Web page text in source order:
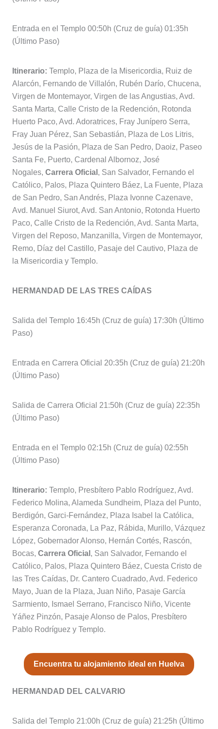
Entrada en el Templo 00:50h (Cruz de guía) 01:35h
(Último Paso)
Itinerario: Templo, Plaza de la Misericordia, Ruiz de
Alarcón, Fernando de Villalón, Rubén Darío, Chucena,
Virgen de Montemayor, Virgen de las Angustias, Avd.
Santa Marta, Calle Cristo de la Redención, Rotonda
Huerto Paco, Avd. Adoratrices, Fray Junípero Serra,
Fray Juan Pérez, San Sebastián, Plaza de Los Litris,
Jesús de la Pasión, Plaza de San Pedro, Daoiz, Paseo
Santa Fe, Puerto, Cardenal Albornoz, José
Nogales, Carrera Oficial , San Salvador, Fernando el
Católico, Palos, Plaza Quintero Báez, La Fuente, Plaza
de San Pedro, San Andrés, Plaza Ivonne Cazenave,
Avd. Manuel Siurot, Avd. San Antonio, Rotonda Huerto
Paco, Calle Cristo de la Redención, Avd. Santa Marta,
Virgen del Reposo, Manzanilla, Virgen de Montemayor,
Remo, Díaz del Castillo, Pasaje del Cautivo, Plaza de
la Misericordia y Templo.
HERMANDAD DE LAS TRES CAÍDAS
Salida del Templo 16:45h (Cruz de guía) 17:30h (Último
Paso)
Entrada en Carrera Oficial 20:35h (Cruz de guía) 21:20h
(Último Paso)
Salida de Carrera Oficial 21:50h (Cruz de guía) 22:35h
(Último Paso)
Entrada en el Templo 02:15h (Cruz de guía) 02:55h
(Último Paso)
Itinerario: Templo, Presbítero Pablo Rodríguez, Avd.
Federico Molina, Alameda Sundheim, Plaza del Punto,
Berdigón, Garci-Fernández, Plaza Isabel la Católica,
Esperanza Coronada, La Paz, Rábida, Murillo, Vázquez
López, Gobernador Alonso, Hernán Cortés, Rascón,
Bocas, Carrera Oficial , San Salvador, Fernando el
Católico, Palos, Plaza Quintero Báez, Cuesta Cristo de
las Tres Caídas, Dr. Cantero Cuadrado, Avd. Federico
Mayo, Juan de la Plaza, Juan Niño, Pasaje García
Sarmiento, Ismael Serrano, Francisco Niño, Vicente
Yáñez Pinzón, Pasaje Alonso de Palos, Presbítero
Pablo Rodríguez y Templo.
Encuentra tu alojamiento ideal en Huelva
HERMANDAD DEL CALVARIO
Salida del Templo 21:00h (Cruz de guía) 21:25h (Último